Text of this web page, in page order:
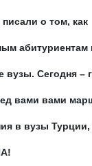
о том, как
абитуриентам
вузы. Сегодня –
вами вами
в вузы